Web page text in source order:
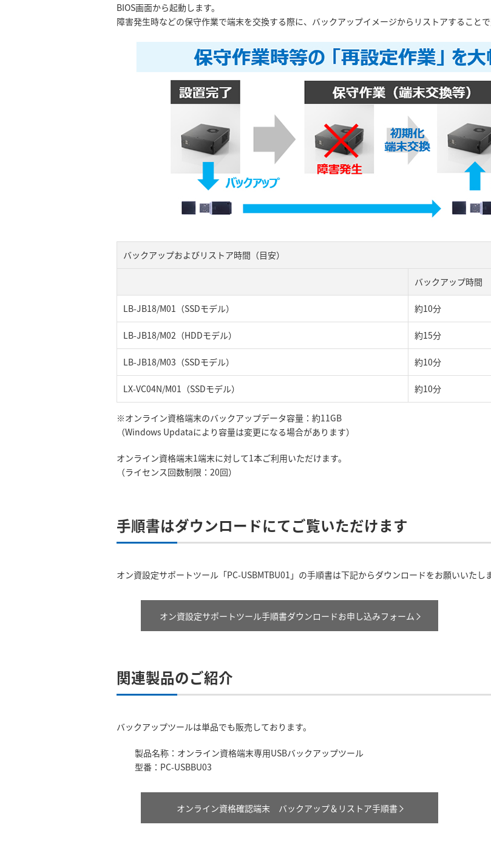
BIOS画面から起動します。
障害発生時などの保守作業で端末を交換する際に、バックアップイメージからリストアすること
バックアップおよびリストア時間（目安）
バックアップ時間
LB-JB18/M01（SSDモデル） 約10分
LB-JB18/M02（HDDモデル） 約15分
LB-JB18/M03（SSDモデル） 約10分
LX-VC04N/M01（SSDモデル） 約10分
※オンライン資格端末のバックアップデータ容量：約11GB
（Windows Updataにより容量は変更になる場合があります）
オンライン資格端末1端末に対して1本ご利用いただけます。
（ライセンス回数制限：20回）
手順書はダウンロードにてご覧いただけます
オン資設定サポートツール「PC-USBMTBU01」の手順書は下記からダウンロードをお願いいたしま
オン資設定サポートツール手順書ダウンロードお申し込みフォーム
関連製品のご紹介
バックアップツールは単品でも販売しております。
製品名称：オンライン資格端末専用USBバックアップツール
型番：PC-USBBU03
オンライン資格確認端末 バックアップ＆リストア手順書